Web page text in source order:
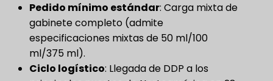
Pedido mínimo estándar​: Carga mixta de
gabinete completo (admite
especificaciones mixtas de 50 ml/100
ml/375 ml).
Ciclo logístico​: Llegada de DDP a los